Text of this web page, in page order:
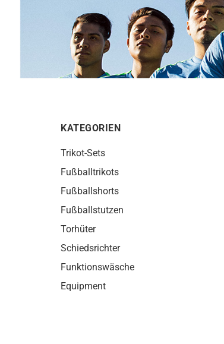
KATEGORIEN
Trikot-Sets
Fußballtrikots
Fußballshorts
Fußballstutzen
Torhüter
Schiedsrichter
Funktionswäsche
Equipment